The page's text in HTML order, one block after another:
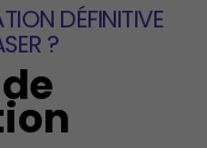
DÉFINITIVE
?